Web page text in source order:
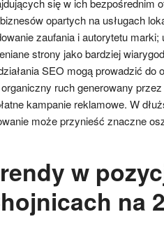
się w ich bezpośrednim
opartych na usługach
zaufania i autorytetu
strony jako bardziej
SEO mogą prowadzić do
ruch generowany
kampanie reklamowe. W
może przynieść znaczne
w
na